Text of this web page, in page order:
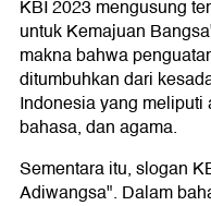
KBI 2023 mengusung
untuk Kemajuan
makna bahwa
ditumbuhkan dari
Indonesia yang
bahasa, dan agama.
Sementara itu, slogan
Adiwangsa". Dalam